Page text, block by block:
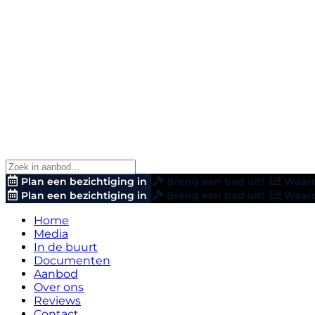
Plan een bezichtiging in Breng een bod uit!
Plan een bezichtiging in
Breng een bod uit!
Home
Media
In de buurt
Documenten
Aanbod
Over ons
Reviews